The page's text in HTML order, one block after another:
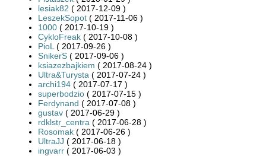
lesiak82 ( 2017-12-09 )
LeszekSopot ( 2017-11-06 )
1000 ( 2017-10-19 )
CykloFreak ( 2017-10-08 )
PioL ( 2017-09-26 )
SnikerS ( 2017-09-06 )
ksiazezbajkiem ( 2017-08-24 )
Ultra&Turysta ( 2017-07-24 )
archi194 ( 2017-07-17 )
superbodzio ( 2017-07-15 )
Ferdynand ( 2017-07-08 )
gustav ( 2017-06-29 )
rdklstr_centra ( 2017-06-28 )
Rosomak ( 2017-06-26 )
UltraJJ ( 2017-06-18 )
ingvarr ( 2017-06-03 )